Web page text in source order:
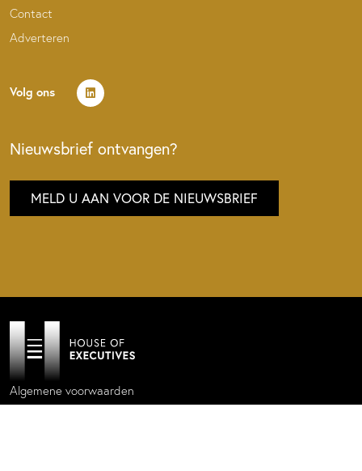
Contact
Adverteren
Volg ons
Nieuwsbrief ontvangen?
MELD U AAN VOOR DE NIEUWSBRIEF
Algemene voorwaarden
Privacy policy